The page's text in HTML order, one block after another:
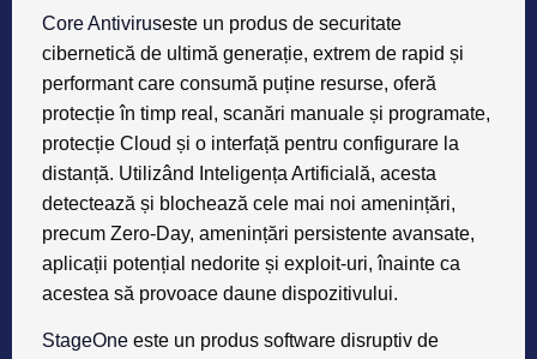
Core Antiviruseste un produs de securitate
cibernetică de ultimă generație, extrem de rapid și
performant care consumă puține resurse, oferă
protecție în timp real, scanări manuale și programate,
protecție Cloud și o interfață pentru configurare la
distanță. Utilizând Inteligența Artificială, acesta
detectează și blochează cele mai noi amenințări,
precum Zero-Day, amenințări persistente avansate,
aplicații potențial nedorite și exploit-uri, înainte ca
acestea să provoace daune dispozitivului.
StageOne este un produs software disruptiv de